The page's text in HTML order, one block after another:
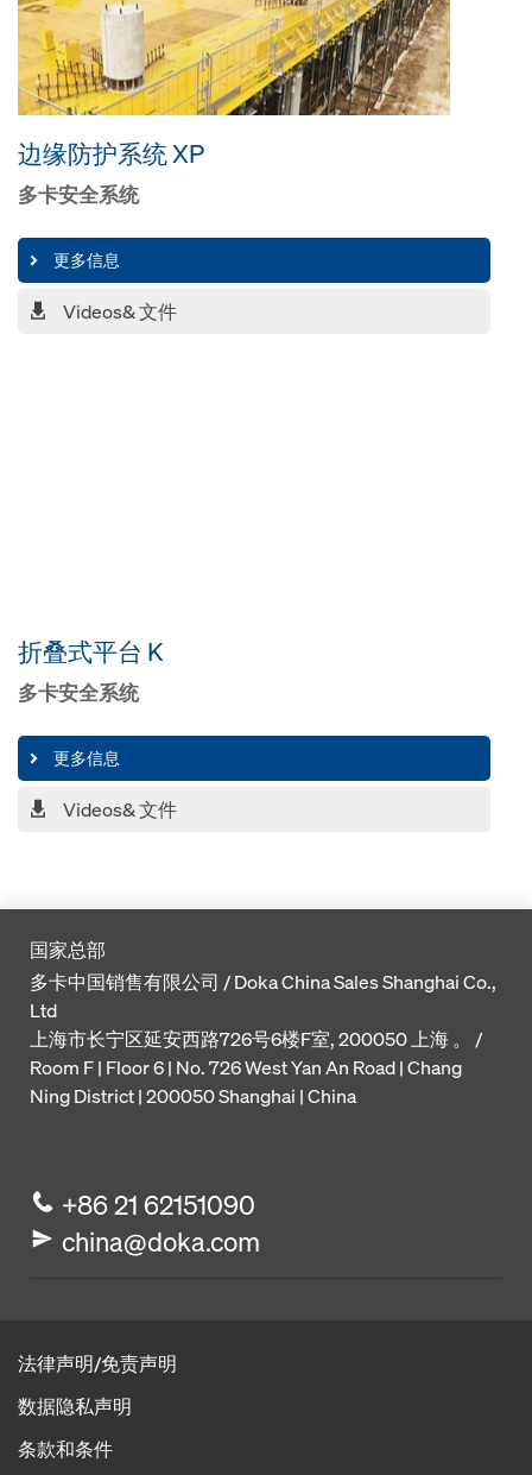
边缘防护系统 XP
多卡安全系统
更多信息
Videos& 文件
折叠式平台 K
多卡安全系统
更多信息
Videos& 文件
国家总部
多卡中国销售有限公司 / Doka China Sales Shanghai Co.,
Ltd
上海市长宁区延安西路726号6楼F室, 200050 上海 。 /
Room F | Floor 6 | No. 726 West Yan An Road | Chang
Ning District | 200050 Shanghai | China
+86 21 62151090
china@doka.com
法律声明/免责声明
数据隐私声明
条款和条件